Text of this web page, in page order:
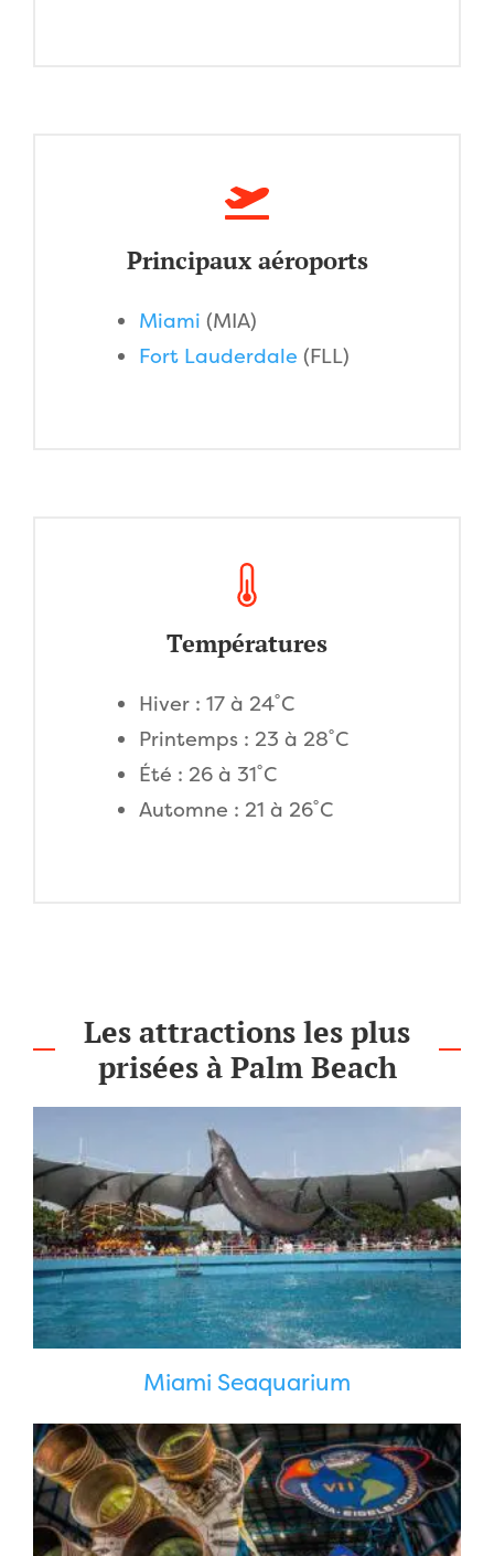
Principaux aéroports
Miami (MIA)
Fort Lauderdale (FLL)
Températures
Hiver : 17 à 24˚C
Printemps : 23 à 28˚C
Été : 26 à 31˚C
Automne : 21 à 26˚C
Les attractions les plus
prisées à Palm Beach
Miami Seaquarium